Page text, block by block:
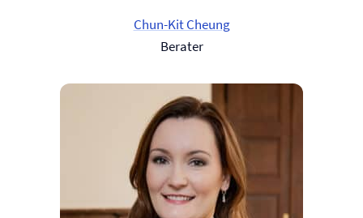
Chun-Kit Cheung
Berater